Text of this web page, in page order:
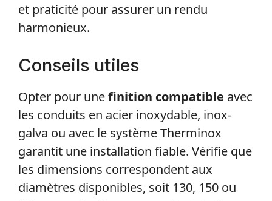
et praticité pour assurer un rendu
harmonieux.
Conseils utiles
Opter pour unefinition compatible avec
les conduits en acier inoxydable, inox-
galva ou avec le système Therminox
garantit une installation fiable. Vérifie que
les dimensions correspondent aux
diamètres disponibles, soit 130, 150 ou